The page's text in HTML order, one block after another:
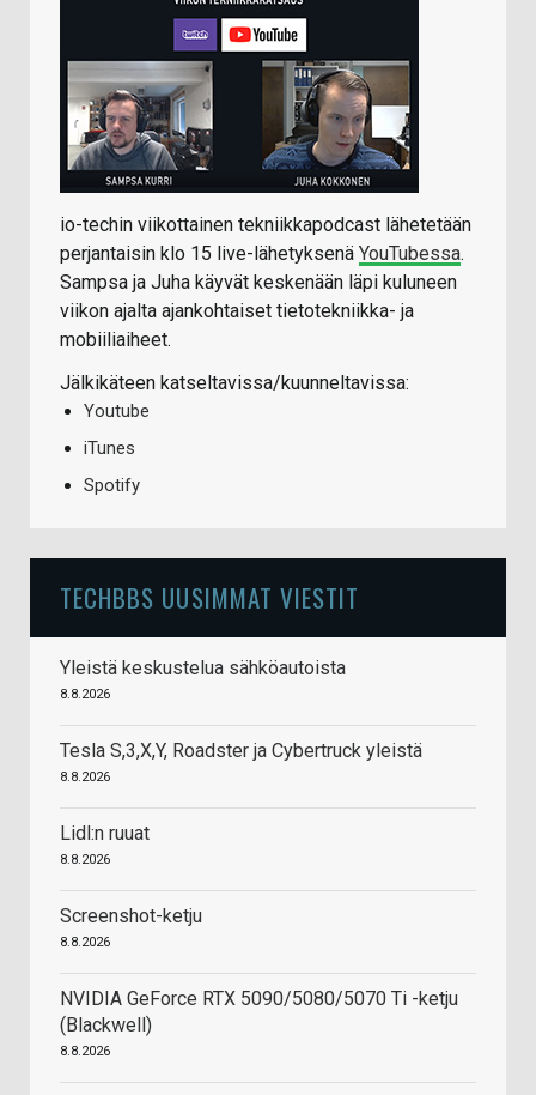
io-techin viikottainen tekniikkapodcast lähetetään
perjantaisin klo 15 live-lähetyksenä YouTubessa.
Sampsa ja Juha käyvät keskenään läpi kuluneen
viikon ajalta ajankohtaiset tietotekniikka- ja
mobiiliaiheet.
Jälkikäteen katseltavissa/kuunneltavissa:
Youtube
iTunes
Spotify
TECHBBS UUSIMMAT VIESTIT
Yleistä keskustelua sähköautoista
8.8.2026
Tesla S,3,X,Y, Roadster ja Cybertruck yleistä
8.8.2026
Lidl:n ruuat
8.8.2026
Screenshot-ketju
8.8.2026
NVIDIA GeForce RTX 5090/5080/5070 Ti -ketju
(Blackwell)
8.8.2026